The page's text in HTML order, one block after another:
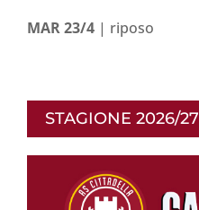
MAR 23/4 | riposo
STAGIONE 2026/27